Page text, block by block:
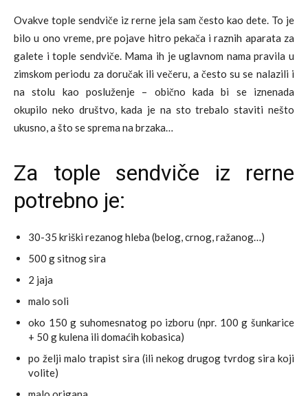
Ovakve tople sendviče iz rerne jela sam često kao dete. To je
bilo u ono vreme, pre pojave hitro pekača i raznih aparata za
galete i tople sendviče. Mama ih je uglavnom nama pravila u
zimskom periodu za doručak ili večeru, a često su se nalazili i
na stolu kao posluženje – obično kada bi se iznenada
okupilo neko društvo, kada je na sto trebalo staviti nešto
ukusno, a što se sprema na brzaka…
Za tople sendviče iz rerne
potrebno je:
30-35 kriški rezanog hleba (belog, crnog, ražanog…)
500 g sitnog sira
2 jaja
malo soli
oko 150 g suhomesnatog po izboru (npr. 100 g šunkarice
+ 50 g kulena ili domaćih kobasica)
po želji malo trapist sira (ili nekog drugog tvrdog sira koji
volite)